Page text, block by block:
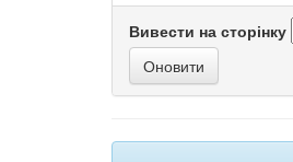
Вивести на сторінку